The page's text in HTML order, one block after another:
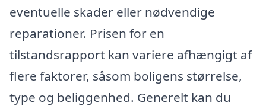
eventuelle skader eller nødvendige
reparationer. Prisen for en
tilstandsrapport kan variere afhængigt af
flere faktorer, såsom boligens størrelse,
type og beliggenhed. Generelt kan du